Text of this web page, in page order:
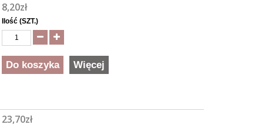
8,20zł
Ilość (SZT.)
Do koszyka Więcej
23,70zł